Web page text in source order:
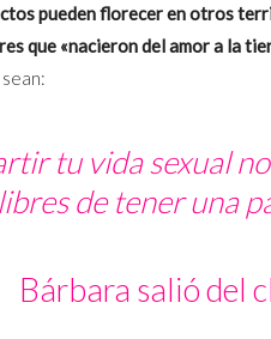
pueden florecer en otros
que «nacieron del amor a la
tu vida sexual
libres de tener una
Bárbara salió del